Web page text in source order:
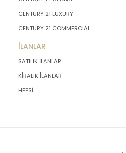
CENTURY 21 LUXURY
CENTURY 21 COMMERCIAL
İLANLAR
SATILIK İLANLAR
KİRALIK İLANLAR
HEPSİ